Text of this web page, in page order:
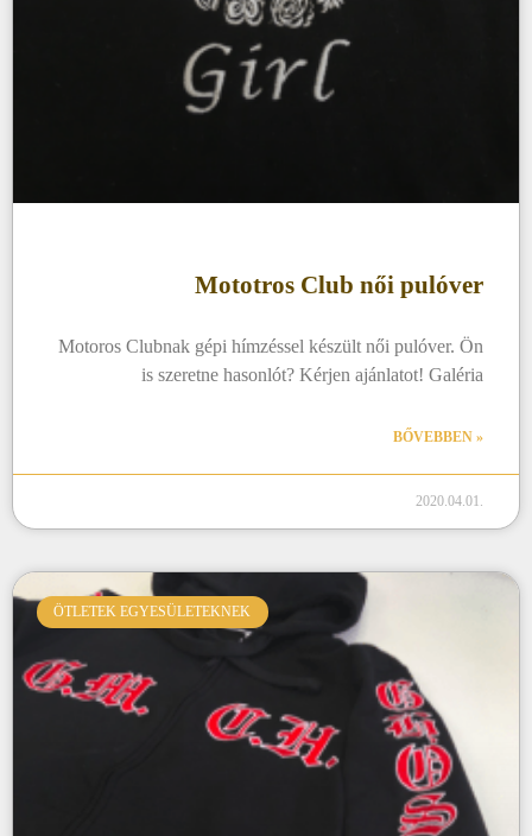
Mototros Club női pulóver
Motoros Clubnak gépi hímzéssel készült női pulóver. Ön
is szeretne hasonlót? Kérjen ajánlatot! Galéria
BŐVEBBEN »
2020.04.01.
ÖTLETEK EGYESÜLETEKNEK